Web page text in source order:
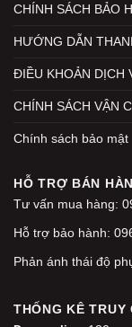
CHÍNH SÁCH BẢO
HƯỚNG DẪN
ĐIỀU KHOẢN DỊCH
CHÍNH SÁCH VẬN
Chính sách bảo mật
HỖ TRỢ BÁN
Tư vấn mua hàng:
Hỗ trợ bảo hành:
Phản ánh thái độ
THỐNG KÊ TRUY